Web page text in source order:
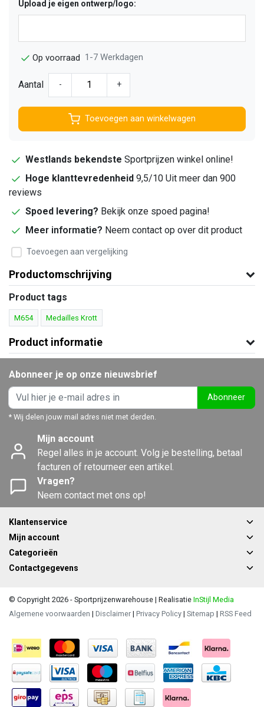
Upload je eigen ontwerp/logo:
Op voorraad 1-7 Werkdagen
Aantal - +
Toevoegen aan winkelwagen
Westlands bekendste Sportprijzen winkel online!
Hoge klanttevredenheid 9,5/10 Uit meer dan 900
reviews
Spoed levering? Bekijk onze spoed pagina!
Meer informatie? Neem contact op over dit product
Toevoegen aan vergelijking
Productomschrijving
Product tags
M654 Medailles Krott
Product informatie
Abonneer je op onze nieuwsbrief
Abonneer
* Wij delen jouw mail adres niet met derden.
Mijn account
Regel alles in je account. Volg je bestelling, betaal
facturen of retourneer een artikel.
Vragen?
Neem contact met ons op!
Klantenservice
Mijn account
Categorieën
Contactgegevens
© Copyright 2026 - Sportprijzenwarehouse | Realisatie InStijl Media
Algemene voorwaarden | Disclaimer | Privacy Policy | Sitemap | RSS Feed